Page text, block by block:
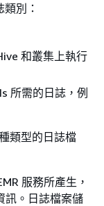
別：
和叢集上執行
所需的日誌，例
類型的日誌檔
服務所產生，
訊。日誌檔案儲